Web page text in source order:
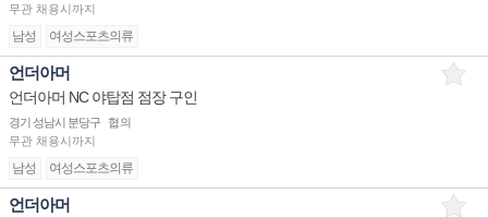
무관 채용시까지
남성 여성스포츠의류
언더아머
언더아머 NC 야탑점 점장 구인
경기 성남시 분당구
협의
무관 채용시까지
남성 여성스포츠의류
언더아머